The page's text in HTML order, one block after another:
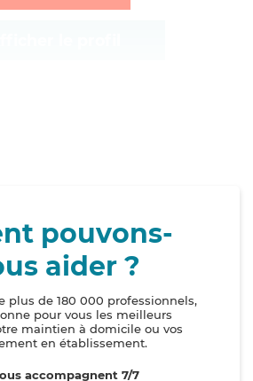
pouvons-
aider ?
plus de 180 000 professionnels,
pour vous les meilleurs
maintien à domicile ou vos
en établissement.
accompagnent 7/7